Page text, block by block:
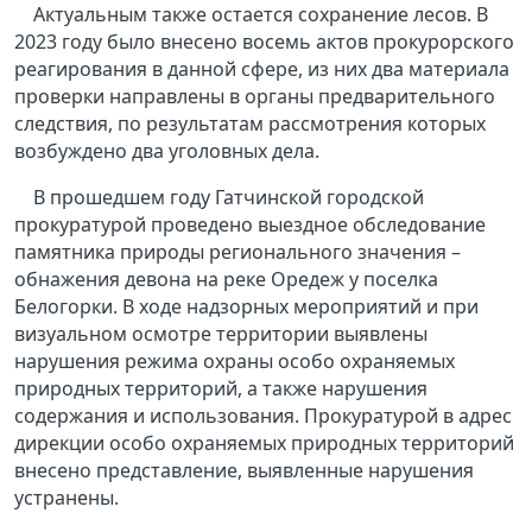
Актуальным также остается сохранение лесов. В
2023 году было внесено восемь актов прокурорского
реагирования в данной сфере, из них два материала
проверки направлены в органы предварительного
следствия, по результатам рассмотрения которых
возбуждено два уголовных дела.
В прошедшем году Гатчинской городской
прокуратурой проведено выездное обследование
памятника природы регионального значения –
обнажения девона на реке Оредеж у поселка
Белогорки. В ходе надзорных мероприятий и при
визуальном осмотре территории выявлены
нарушения режима охраны особо охраняемых
природных территорий, а также нарушения
содержания и использования. Прокуратурой в адрес
дирекции особо охраняемых природных территорий
внесено представление, выявленные нарушения
устранены.